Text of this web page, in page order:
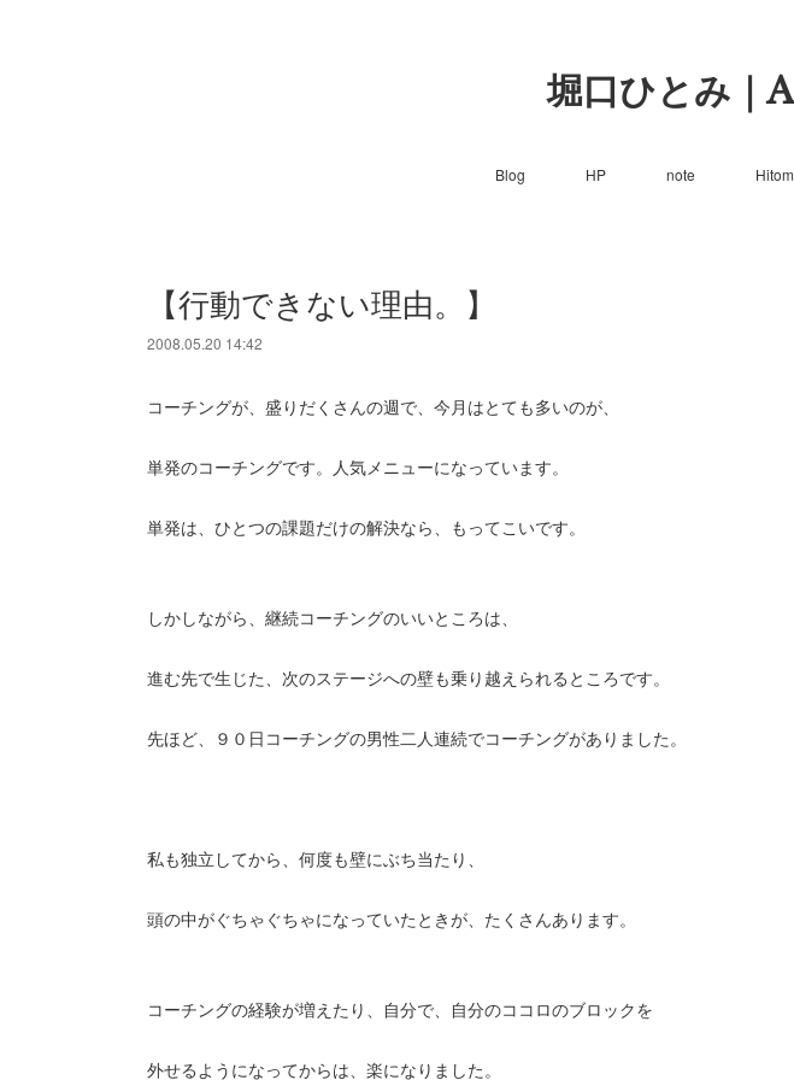
堀口ひとみ
Blog HP note
【行動できない理由。】
2008.05.20 14:42
コーチングが、盛りだくさんの週で、今月はとても多いのが、
単発のコーチングです。人気メニューになっています。
単発は、ひとつの課題だけの解決なら、もってこいです。
しかしながら、継続コーチングのいいところは、
進む先で生じた、次のステージへの壁も乗り越えられるところです。
先ほど、９０日コーチングの男性二人連続でコーチングがありました。
私も独立してから、何度も壁にぶち当たり、
頭の中がぐちゃぐちゃになっていたときが、たくさんあります。
コーチングの経験が増えたり、自分で、自分のココロのブロックを
外せるようになってからは、楽になりました。